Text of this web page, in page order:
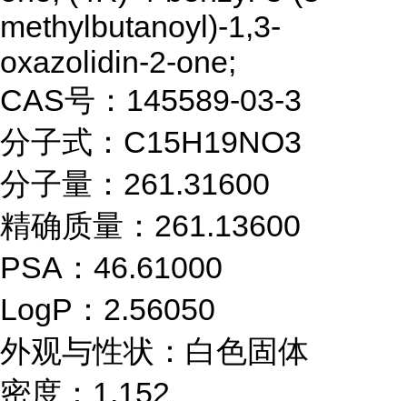
methylbutanoyl)-1,3-
oxazolidin-2-one;
CAS号：145589-03-3
分子式：C15H19NO3
分子量：261.31600
精确质量：261.13600
PSA：46.61000
LogP：2.56050
外观与性状：白色固体
密度：1.152